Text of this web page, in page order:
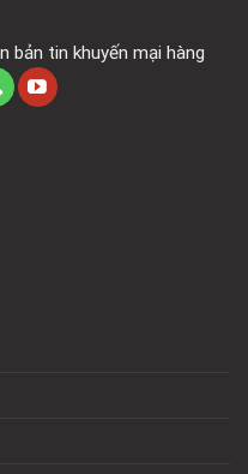
bản tin khuyến mại hàng